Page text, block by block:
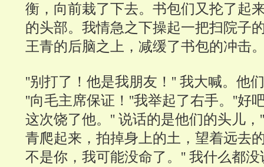
衡，向前栽了下去。书包们又抡了起
的头部。我情急之下操起一把扫院子
王青的后脑之上，减缓了书包的冲击
''别打了！他是我朋友！'' 我大喊。他
''向毛主席保证！''我举起了右手。''好
这次饶了他。'' 说话的是他们的头儿
青爬起来，拍掉身上的土，望着远去
不是你，我可能没命了。'' 我什么都